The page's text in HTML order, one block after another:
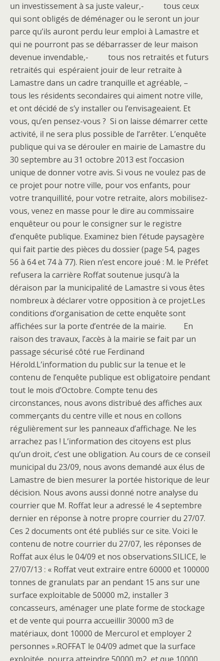
un investissement à sa juste valeur,- tous ceux
qui sont obligés de déménager ou le seront un jour
parce qu’ils auront perdu leur emploi à Lamastre et
qui ne pourront pas se débarrasser de leur maison
devenue invendable,- tous nos retraités et futurs
retraités qui espéraient jouir de leur retraite à
Lamastre dans un cadre tranquille et agréable, –
tous les résidents secondaires qui aiment notre ville,
et ont décidé de s’y installer ou l’envisageaient. Et
vous, qu’en pensez-vous ? Si on laisse démarrer cette
activité, il ne sera plus possible de l’arrêter. L’enquête
publique qui va se dérouler en mairie de Lamastre du
30 septembre au 31 octobre 2013 est l’occasion
unique de donner votre avis. Si vous ne voulez pas de
ce projet pour notre ville, pour vos enfants, pour
votre tranquillité, pour votre retraite, alors mobilisez-
vous, venez en masse pour le dire au commissaire
enquêteur ou pour le consigner sur le registre
d’enquête publique. Examinez bien l’étude paysagère
qui fait partie des pièces du dossier (page 54, pages
56 à 64 et 74 à 77). Rien n’est encore joué : M. le Préfet
refusera la carrière Roffat soutenue jusqu’à la
déraison par la municipalité de Lamastre si vous êtes
nombreux à déclarer votre opposition à ce projet.Les
conditions d’organisation de cette enquête sont
affichées sur la porte d’entrée de la mairie. En
raison des travaux, l’accès à la mairie se fait par un
passage sécurisé côté rue Ferdinand
Hérold.L’information du public sur la tenue et le
contenu de l’enquête publique est obligatoire pendant
tout le mois d’Octobre. Compte tenu des
circonstances, nous avons distribué des affiches aux
commerçants du centre ville et nous en collons
régulièrement sur les panneaux d’affichage. Ne les
arrachez pas ! L’information des citoyens est plus
qu’un droit, c’est une obligation. Au cours de ce conseil
municipal du 23/09, nous avons demandé aux élus de
Lamastre de bien mesurer la portée historique de leur
décision. Nous avons aussi donné notre analyse du
courrier que M. Roffat leur a adressé le 4 septembre
dernier en réponse à notre propre courrier du 27/07.
Ces 2 documents ont été publiés sur ce site. Voici le
contenu de notre courrier du 27/07, les réponses de
Roffat aux élus le 04/09 et nos observations.SILICE, le
27/07/13 : « Roffat veut extraire entre 60000 et 100000
tonnes de granulats par an pendant 15 ans sur une
surface exploitable de 50000 m2, installer 3
concasseurs, aménager une plate forme de stockage
et de vente qui pourra accueillir 30000 m3 de
matériaux, dont 10000 de Mercurol et employer 2
personnes ».ROFFAT le 04/09 admet que la surface